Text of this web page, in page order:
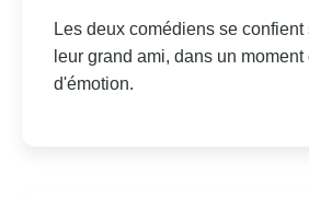
Les deux comédiens se confient
leur grand ami, dans un moment
d'émotion.